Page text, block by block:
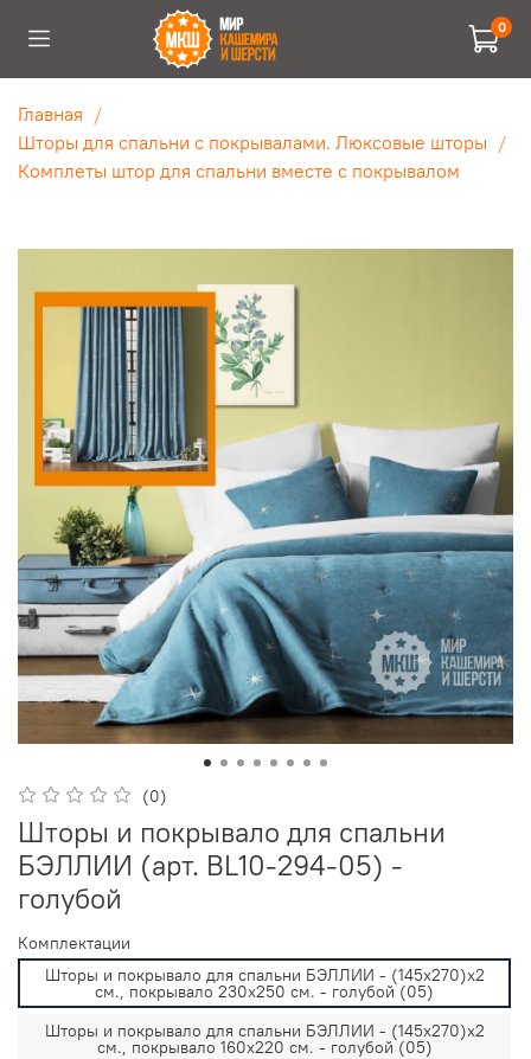
0
Главная
Шторы для спальни с покрывалами. Люксовые шторы
Комплеты штор для спальни вместе с покрывалом
(0)
Шторы и покрывало для спальни
БЭЛЛИИ (арт. BL10-294-05) -
голубой
Комплектации
Шторы и покрывало для спальни БЭЛЛИИ - (145х270)х2
см., покрывало 230х250 см. - голубой (05)
Шторы и покрывало для спальни БЭЛЛИИ - (145х270)х2
см., покрывало 160х220 см. - голубой (05)